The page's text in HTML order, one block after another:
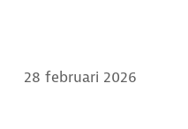
28 februari 2026